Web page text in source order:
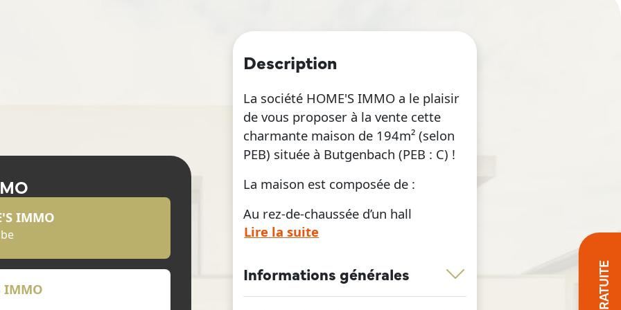
IMMO
IMMO
Description
La société HOME'S IMMO a le plaisir
de vous proposer à la vente cette
charmante maison de 194m² (selon
PEB) située à Butgenbach (PEB : C) !
La maison est composée de :
Au rez-de-chaussée d’un hall
d'entrée, une toilette, une cuisine
manger, une grande
buanderie/chaufferie.
Lire la suite
Informations générales